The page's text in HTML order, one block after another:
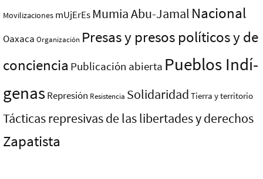
Movilizaciones mUjErEs Mumia Abu-Jamal Nacional
Oaxaca Organización Presas y presos polí­ticos y de
conciencia Publicación abierta Pueblos Indí­
genasRepresión Resistencia Solidaridad Tierra y territorio
Tácticas represivas de las libertades y derechos
Zapatista